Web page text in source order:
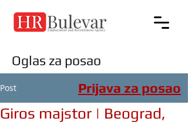
Oglas za posao
Post
Giros majstor | Beograd,
Prijava za posao